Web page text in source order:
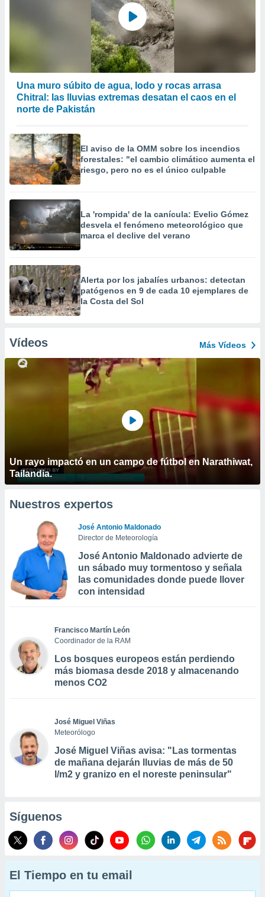
Una muro súbito de agua, lodo y rocas arrasa
Chitral: las lluvias extremas desatan el caos en el
norte de Pakistán
El aviso de la OMM sobre los incendios
forestales: "el cambio climático aumenta el
riesgo, pero no es el único culpable
La 'rompida' de la canícula: Evelio Gómez
desvela el fenómeno meteorológico que
marca el declive del verano
Alerta por los jabalíes urbanos: detectan
patógenos en 9 de cada 10 ejemplares de
la Costa del Sol
Vídeos Más Vídeos
Un rayo impactó en un campo de fútbol en Narathiwat,
Tailandia.
Nuestros expertos
José Antonio Maldonado
Director de Meteorología
José Antonio Maldonado advierte de
un sábado muy tormentoso y señala
las comunidades donde puede llover
con intensidad
Francisco Martín León
Coordinador de la RAM
Los bosques europeos están perdiendo
más biomasa desde 2018 y almacenando
menos CO2
José Miguel Viñas
Meteorólogo
José Miguel Viñas avisa: "Las tormentas
de mañana dejarán lluvias de más de 50
l/m2 y granizo en el noreste peninsular"
Síguenos
El Tiempo en tu email